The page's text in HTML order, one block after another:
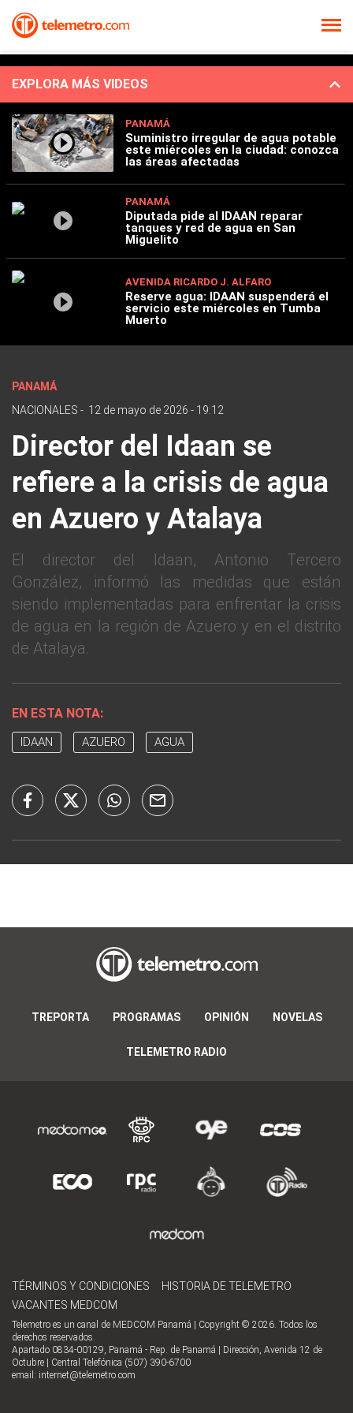
EXPLORA MÁS VIDEOS
PANAMÁ
Suministro irregular de agua potable
este miércoles en la ciudad: conozca
las áreas afectadas
PANAMÁ
Diputada pide al IDAAN reparar
tanques y red de agua en San
Miguelito
AVENIDA RICARDO J. ALFARO
Reserve agua: IDAAN suspenderá el
servicio este miércoles en Tumba
Muerto
PANAMÁ
NACIONALES - 12 de mayo de 2026 - 19:12
Director del Idaan se
refiere a la crisis de agua
en Azuero y Atalaya
El director del Idaan, Antonio Tercero
González, informó las medidas que están
siendo implementadas para enfrentar la crisis
de agua en la región de Azuero y en el distrito
de Atalaya.
EN ESTA NOTA:
IDAAN AZUERO AGUA
TREPORTA PROGRAMAS OPINIÓN NOVELAS
TELEMETRO RADIO
TÉRMINOS Y CONDICIONES
HISTORIA DE TELEMETRO
VACANTES MEDCOM
Telemetro es un canal de MEDCOM Panamá | Copyright © 2026. Todos los
derechos reservados.
Apartado 0834-00129, Panamá - Rep. de Panamá | Dirección, Avenida 12 de
Octubre | Central Telefónica (507) 390-6700
email: internet@telemetro.com